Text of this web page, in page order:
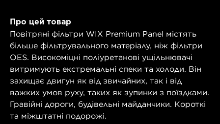
Про цей товар
Повітряні фільтри WIX Premium Panel містять
більше фільтрувального матеріалу, ніж фільтри
OES. Високоміцні поліуретанові ущільнювачі
витримують екстремальні спеки та холоди. Він
захищає двигун як від звичайних, так і від
важких умов руху, таких як зупинки з поїздками.
Гравійні дороги, будівельні майданчики. Короткі
та міжштатні подорожі.